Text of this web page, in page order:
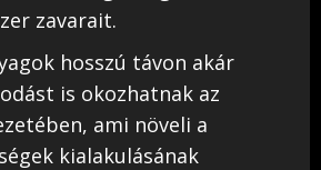
zavarait.
hosszú távon akár
is okozhatnak az
ami növeli a
kialakulásának